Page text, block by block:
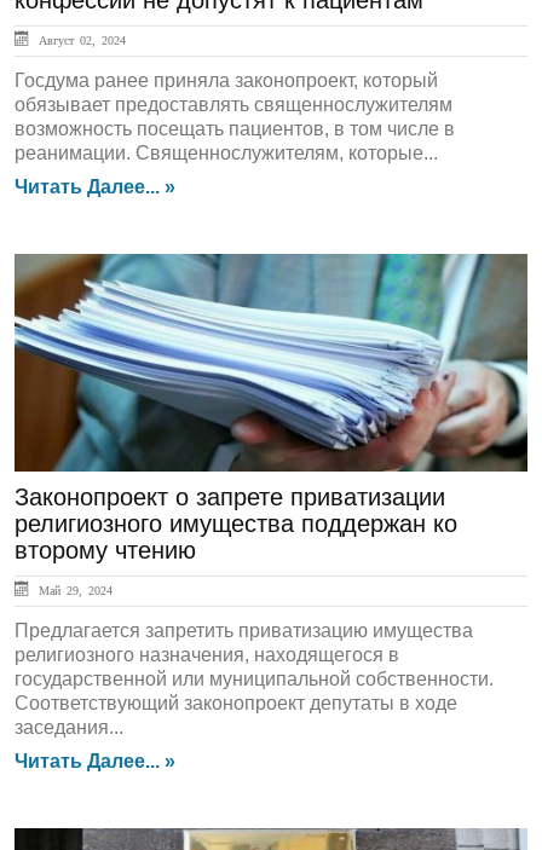
Август 02, 2024
Госдума ранее приняла законопроект, который
обязывает предоставлять священнослужителям
возможность посещать пациентов, в том числе в
реанимации. Священнослужителям, которые...
Читать Далее... »
ЛЕНТА НОВОСТЕЙ
Законопроект о запрете приватизации
религиозного имущества поддержан ко
второму чтению
Май 29, 2024
Предлагается запретить приватизацию имущества
религиозного назначения, находящегося в
государственной или муниципальной собственности.
Соответствующий законопроект депутаты в ходе
заседания...
Читать Далее... »